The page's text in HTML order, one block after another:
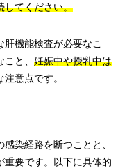
してください。
機能検査が必要なこ
と、 妊娠中や授乳中は
意点です。
染経路を断つことと、
重要です。以下に具体的